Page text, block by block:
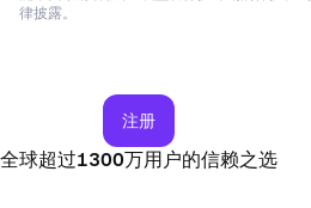
注册
全球超过1300万用户的信赖之选
律披露。